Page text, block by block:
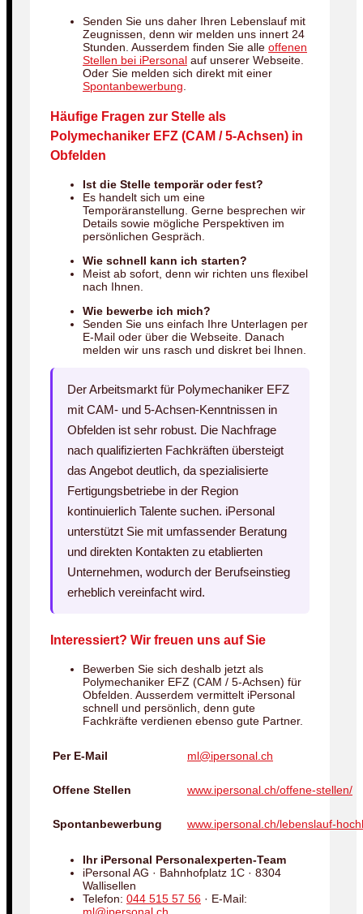
Senden Sie uns daher Ihren Lebenslauf mit
Zeugnissen, denn wir melden uns innert 24
Stunden. Ausserdem finden Sie alle offenen
Stellen bei iPersonal auf unserer Webseite.
Oder Sie melden sich direkt mit einer
Spontanbewerbung.
Häufige Fragen zur Stelle als
Polymechaniker EFZ (CAM / 5-Achsen) in
Obfelden
Ist die Stelle temporär oder fest?
Es handelt sich um eine
Temporäranstellung. Gerne besprechen wir
Details sowie mögliche Perspektiven im
persönlichen Gespräch.
Wie schnell kann ich starten?
Meist ab sofort, denn wir richten uns flexibel
nach Ihnen.
Wie bewerbe ich mich?
Senden Sie uns einfach Ihre Unterlagen per
E-Mail oder über die Webseite. Danach
melden wir uns rasch und diskret bei Ihnen.
Der Arbeitsmarkt für Polymechaniker EFZ
mit CAM- und 5-Achsen-Kenntnissen in
Obfelden ist sehr robust. Die Nachfrage
nach qualifizierten Fachkräften übersteigt
das Angebot deutlich, da spezialisierte
Fertigungsbetriebe in der Region
kontinuierlich Talente suchen. iPersonal
unterstützt Sie mit umfassender Beratung
und direkten Kontakten zu etablierten
Unternehmen, wodurch der Berufseinstieg
erheblich vereinfacht wird.
Interessiert? Wir freuen uns auf Sie
Bewerben Sie sich deshalb jetzt als
Polymechaniker EFZ (CAM / 5-Achsen) für
Obfelden. Ausserdem vermittelt iPersonal
schnell und persönlich, denn gute
Fachkräfte verdienen ebenso gute Partner.
Per E-Mail ml@ipersonal.ch
Offene Stellen www.ipersonal.ch/offene-stellen/
Spontanbewerbung www.ipersonal.ch/lebenslauf-
Ihr iPersonal Personalexperten-Team
iPersonal AG · Bahnhofplatz 1C · 8304
Wallisellen
Telefon: 044 515 57 56 · E-Mail: